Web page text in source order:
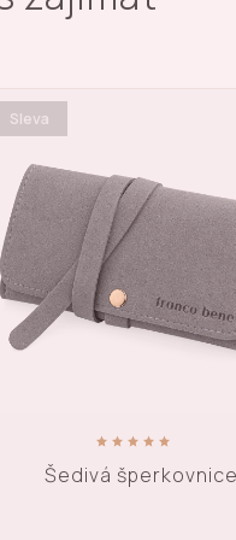
Sleva
Malá krémová